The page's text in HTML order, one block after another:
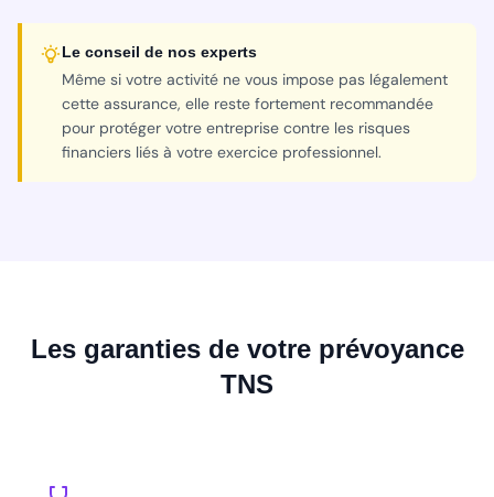
Le conseil de nos experts
Même si votre activité ne vous impose pas légalement
cette assurance, elle reste fortement recommandée
pour protéger votre entreprise contre les risques
financiers liés à votre exercice professionnel.
Les garanties de votre prévoyance
TNS